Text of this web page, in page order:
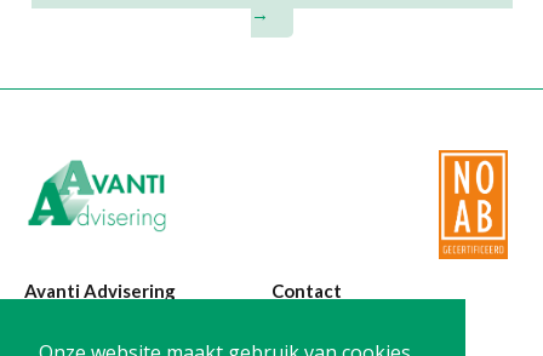
→
Avanti Advisering
Poelstraat 4
Contact
T: 0299-420870